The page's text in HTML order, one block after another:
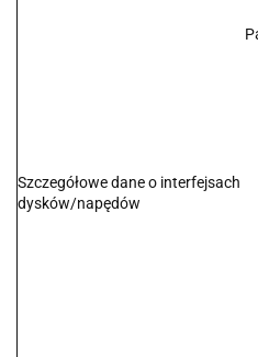
Szczegółowe dane o interfejsach
dysków/napędów